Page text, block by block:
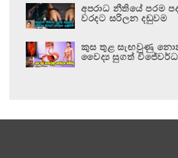
අපරාධ නීතියේ පරම
වරදට සරිලන දඬුවම
කුස තුළ සැඟවුණු
වෛද්‍ය සුගත්